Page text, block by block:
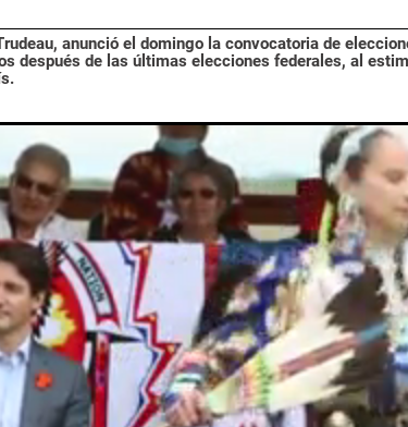
anunció el domingo la convocatoria de
después de las últimas elecciones federales, al